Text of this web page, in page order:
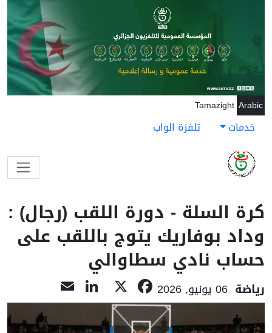
تجاوز إلى المحتوى الرئيسي
Arabic
Tamazight
خدمات تلفزة الواب
كرة السلة - دورة اللقب (رجال) :
وداد بوفاريك يتوج باللقب على
حساب نادي سطاوالي
رياضة 06 يونيو, 2026 Facebook
LinkedIn